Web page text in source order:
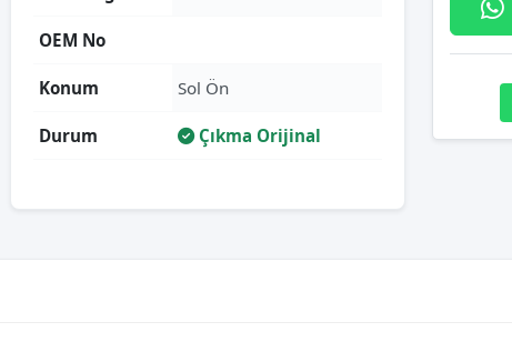
OEM No
Konum Sol Ön
Durum Çıkma Orijinal